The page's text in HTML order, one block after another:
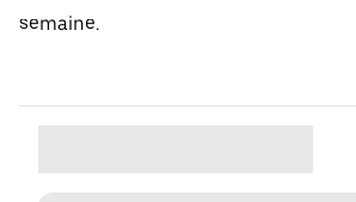
semaine.